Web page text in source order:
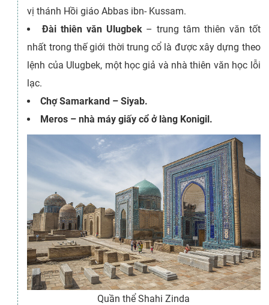
vị thánh Hồi giáo Abbas ibn- Kussam.
Đài thiên văn Ulugbek– trung tâm thiên văn tốt
nhất trong thế giới thời trung cổ là được xây dựng theo
lệnh của Ulugbek, một học giả và nhà thiên văn học lỗi
lạc.
Chợ Samarkand – Siyab.
Meros – nhà máy giấy cổ ở làng Konigil.
Quần thể Shahi Zinda